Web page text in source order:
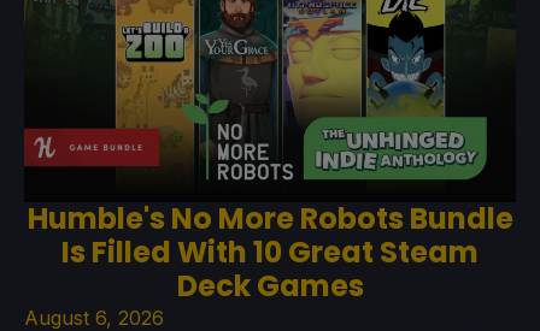
Humble's No More Robots Bundle
Is Filled With 10 Great Steam
Deck Games
August 6, 2026